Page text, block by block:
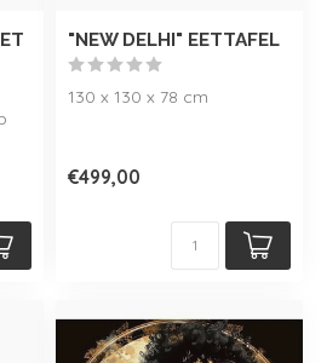
"NEW DELHI" EETTAFEL
130 x 130 x 78 cm
€499,00